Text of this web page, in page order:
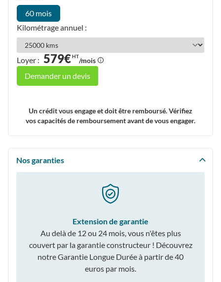
60 mois
Kilométrage annuel :
Loyer : 579€HT/mois
Demander un devis
Un crédit vous engage et doit être remboursé. Vérifiez
vos capacités de remboursement avant de vous engager.
Nos garanties
Extension de garantie
Au delà de 12 ou 24 mois, vous n'êtes plus
couvert par la garantie constructeur ! Découvrez
notre Garantie Longue Durée à partir de 40
euros par mois.